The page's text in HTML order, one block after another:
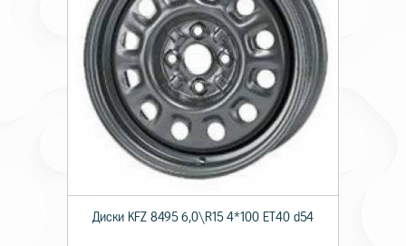
Диски KFZ 8495 6,0\R15 4*100 ET40 d54